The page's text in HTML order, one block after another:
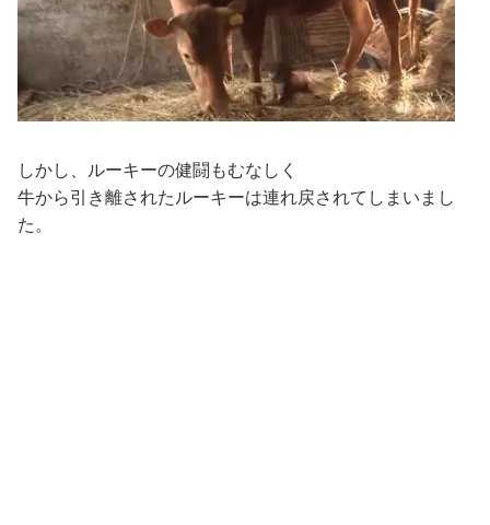
しかし、ルーキーの健闘もむなしく
牛から引き離されたルーキーは連れ戻されてしまいまし
た。